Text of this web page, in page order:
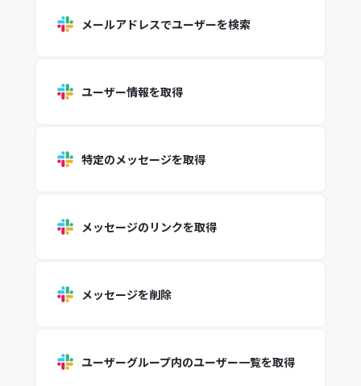
メールアドレスでユーザーを検索
ユーザー情報を取得
特定のメッセージを取得
メッセージのリンクを取得
メッセージを削除
ユーザーグループ内のユーザー一覧を取得